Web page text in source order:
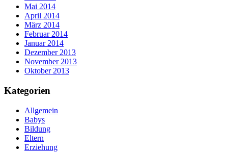
Mai 2014
April 2014
März 2014
Februar 2014
Januar 2014
Dezember 2013
November 2013
Oktober 2013
Kategorien
Allgemein
Babys
Bildung
Eltern
Erziehung